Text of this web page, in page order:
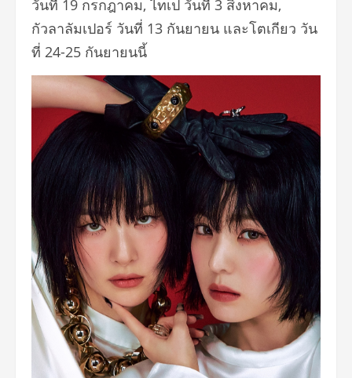
วันที่ 19 กรกฎาคม, ไทเป วันที่ 3 สิงหาคม,
กัวลาลัมเปอร์ วันที่ 13 กันยายน และโตเกียว วัน
ที่ 24-25 กันยายนนี้